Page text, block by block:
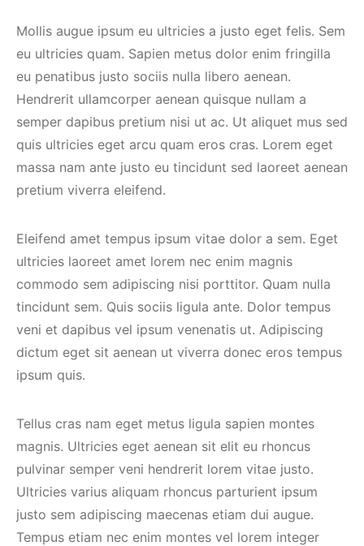
Mollis augue ipsum eu ultricies a justo eget felis. Sem
eu ultricies quam. Sapien metus dolor enim fringilla
eu penatibus justo sociis nulla libero aenean.
Hendrerit ullamcorper aenean quisque nullam a
semper dapibus pretium nisi ut ac. Ut aliquet mus sed
quis ultricies eget arcu quam eros cras. Lorem eget
massa nam ante justo eu tincidunt sed laoreet aenean
pretium viverra eleifend.
Eleifend amet tempus ipsum vitae dolor a sem. Eget
ultricies laoreet amet lorem nec enim magnis
commodo sem adipiscing nisi porttitor. Quam nulla
tincidunt sem. Quis sociis ligula ante. Dolor tempus
veni et dapibus vel ipsum venenatis ut. Adipiscing
dictum eget sit aenean ut viverra donec eros tempus
ipsum quis.
Tellus cras nam eget metus ligula sapien montes
magnis. Ultricies eget aenean sit elit eu rhoncus
pulvinar semper veni hendrerit lorem vitae justo.
Ultricies varius aliquam rhoncus parturient ipsum
justo sem adipiscing maecenas etiam dui augue.
Tempus etiam nec enim montes vel lorem integer